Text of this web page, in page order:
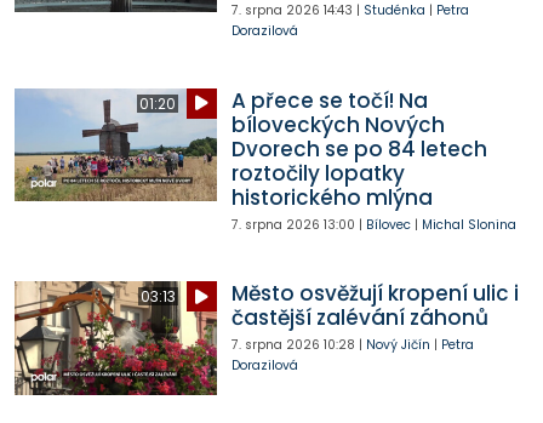
7. srpna 2026 14:43 | Studénka | Petra
Dorazilová
01:20
A přece se točí! Na
bíloveckých Nových
Dvorech se po 84 letech
roztočily lopatky
historického mlýna
7. srpna 2026 13:00 | Bílovec| Michal Slonina
03:13
Město osvěžují kropení ulic i
častější zalévání záhonů
7. srpna 2026 10:28 | Nový Jičín | Petra
Dorazilová